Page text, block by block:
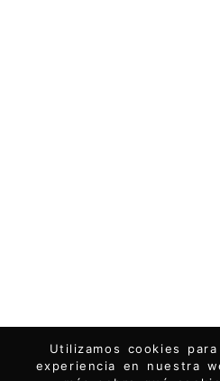
Utilizamos cookies
experiencia en nuestra